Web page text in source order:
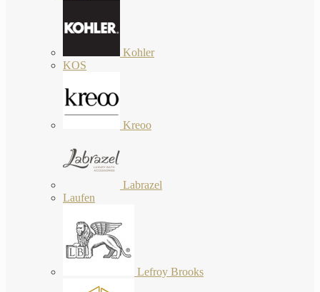
Kohler
KOS
Kreoo
Labrazel
Laufen
Lefroy Brooks